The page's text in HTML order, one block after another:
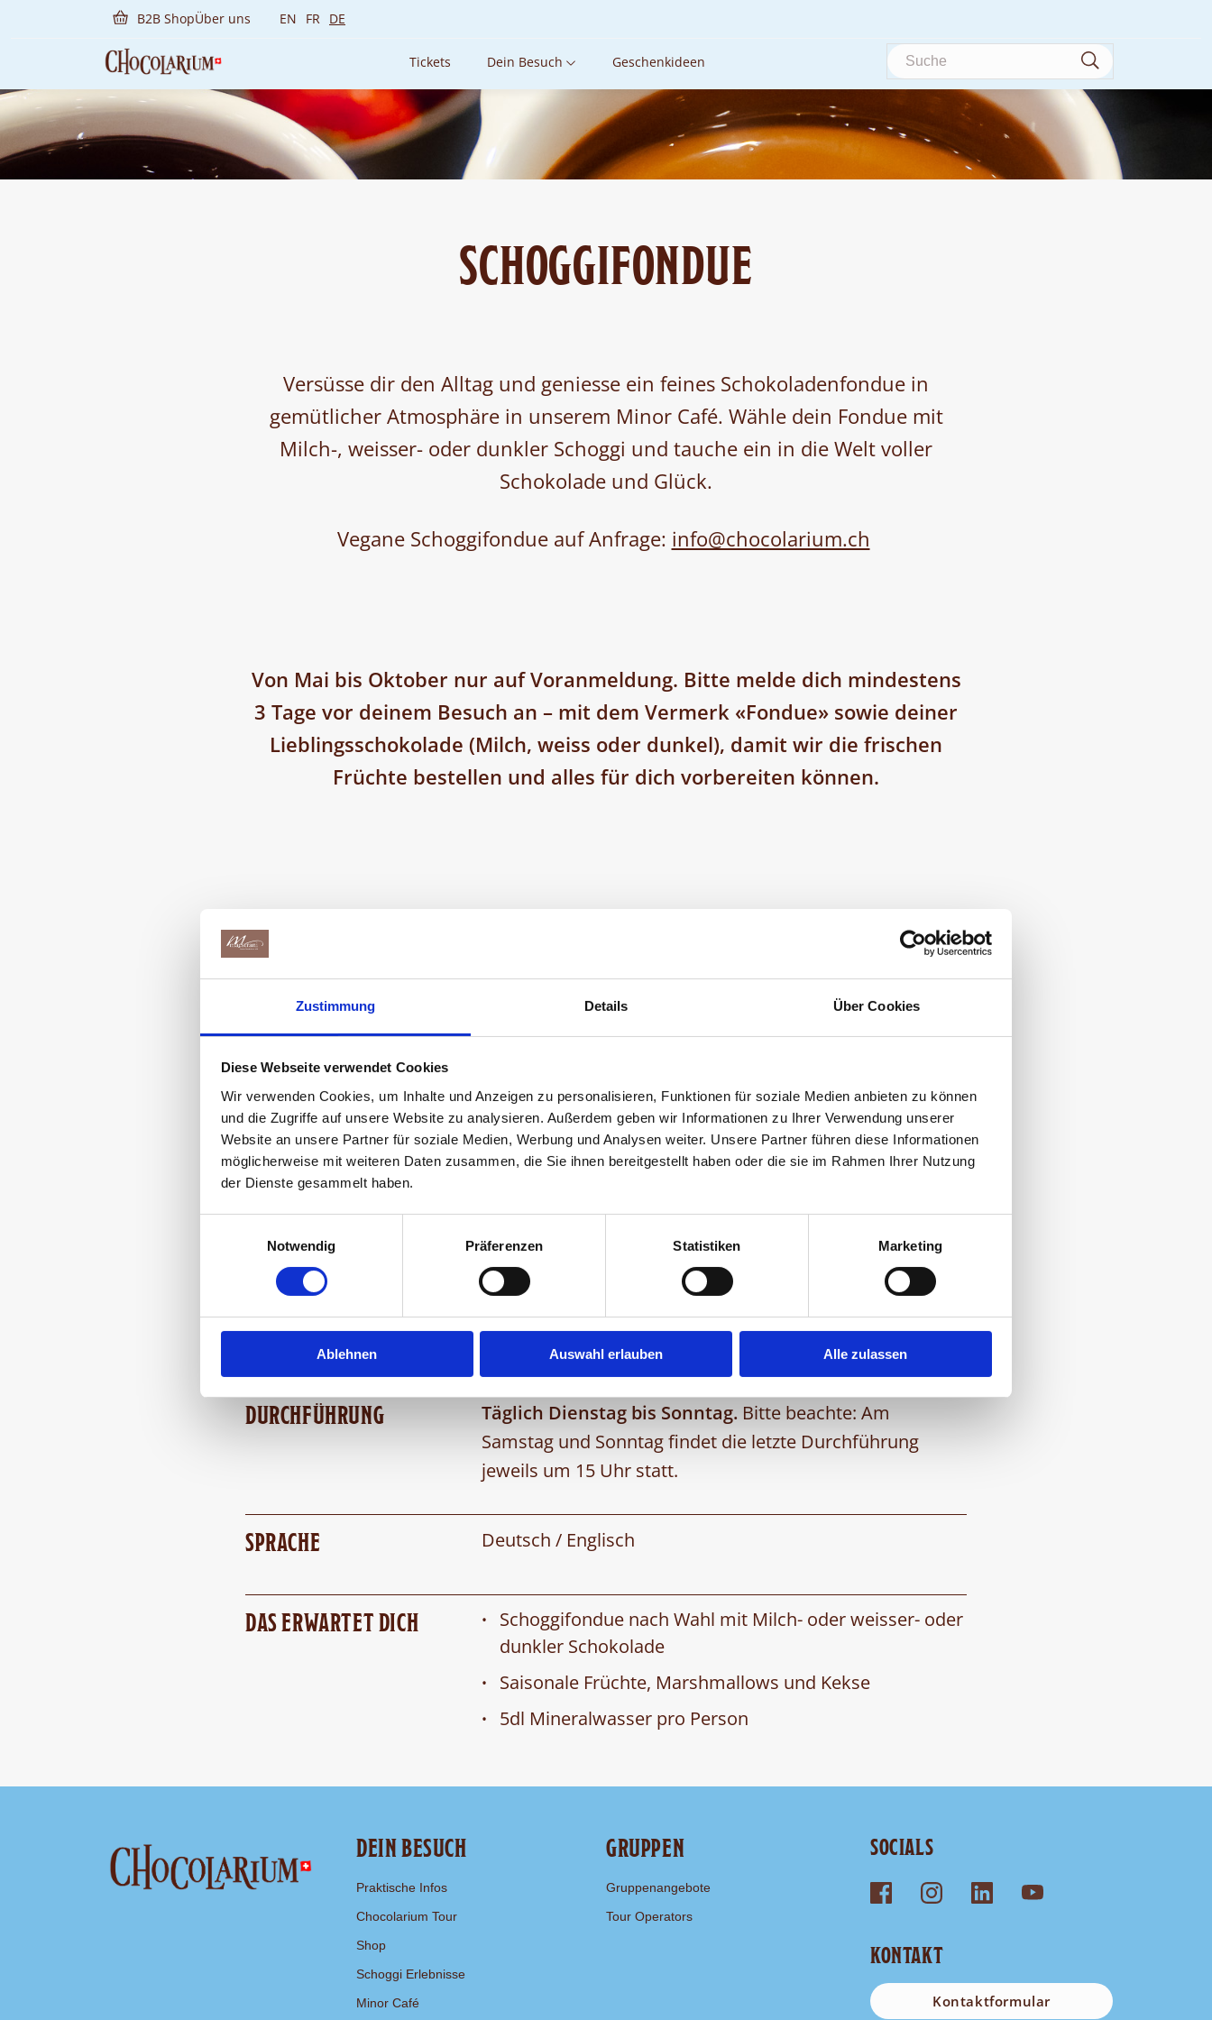
Zustimmung Details Über Cookies
Diese Webseite verwendet Cookies
Wir verwenden Cookies, um Inhalte und Anzeigen zu personalisieren, Funktionen für soziale Medien anbieten zu können
und die Zugriffe auf unsere Website zu analysieren. Außerdem geben wir Informationen zu Ihrer Verwendung unserer
Website an unsere Partner für soziale Medien, Werbung und Analysen weiter. Unsere Partner führen diese Informationen
möglicherweise mit weiteren Daten zusammen, die Sie ihnen bereitgestellt haben oder die sie im Rahmen Ihrer Nutzung
der Dienste gesammelt haben.
Notwendig
Präferenzen Statistiken Marketing
Ablehnen Auswahl erlauben Alle zulassen
Über uns
B2B Shop EN FR DE
CHOCOLARIUM
Tickets Dein Besuch Geschenkideen Suche
SCHOGGIFONDUE
Versüsse dir den Alltag und geniesse ein feines Schokoladenfondue in
gemütlicher Atmosphäre in unserem Minor Café. Wähle dein Fondue mit
Milch-, weisser- oder dunkler Schoggi und tauche ein in die Welt voller
Schokolade und Glück.
Vegane Schoggifondue auf Anfrage: info@chocolarium.ch
Von Mai bis Oktober nur auf Voranmeldung. Bitte melde dich mindestens
3 Tage vor deinem Besuch an – mit dem Vermerk «Fondue» sowie deiner
Lieblingsschokolade (Milch, weiss oder dunkel), damit wir die frischen
Früchte bestellen und alles für dich vorbereiten können.
PERSONEN
Anfrage
PREIS
DAUER
ca. 1 h. Die Chocolarium Tour kann optional dazugebucht
werden.
DURCHFÜHRUNG Täglich Dienstag bis Sonntag. Bitte beachte: Am
Samstag und Sonntag findet die letzte Durchführung
jeweils um 15 Uhr statt.
SPRACHE Deutsch / Englisch
DAS ERWARTET DICH
Schoggifondue nach Wahl mit Milch- oder weisser- oder
dunkler Schokolade
Saisonale Früchte, Marshmallows und Kekse
5dl Mineralwasser pro Person
DEIN BESUCH
Praktische Infos
Chocolarium Tour
Shop
Schoggi Erlebnisse
Minor Café
GRUPPEN
Gruppenangebote
Tour Operators
SOCIALS
KONTAKT
Kontaktformular